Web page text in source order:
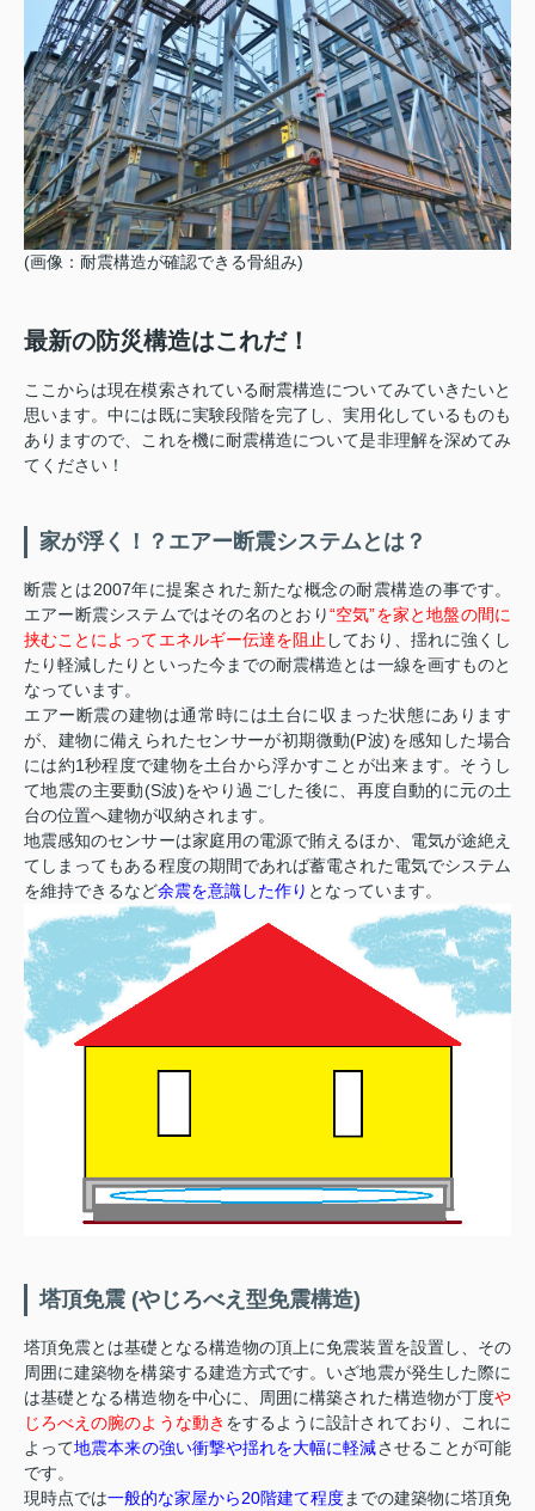
(画像：耐震構造が確認できる骨組み)
最新の防災構造はこれだ！
ここからは現在模索されている耐震構造についてみていきたいと
思います。中には既に実験段階を完了し、実用化しているものも
ありますので、これを機に耐震構造について是非理解を深めてみ
てください！
家が浮く！？エアー断震システムとは？
断震とは2007年に提案された新たな概念の耐震構造の事です。
エアー断震システムではその名のとおり“空気”を家と地盤の間に
挟むことによってエネルギー伝達を阻止 しており、揺れに強くし
たり軽減したりといった今までの耐震構造とは一線を画すものと
なっています。
エアー断震の建物は通常時には土台に収まった状態にあります
が、建物に備えられたセンサーが初期微動(P波)を感知した場合
には約1秒程度で建物を土台から浮かすことが出来ます。そうし
て地震の主要動(S波)をやり過ごした後に、再度自動的に元の土
台の位置へ建物が収納されます。
地震感知のセンサーは家庭用の電源で賄えるほか、電気が途絶え
てしまってもある程度の期間であれば蓄電された電気でシステム
を維持できるなど余震を意識した作り となっています。
塔頂免震 (やじろべえ型免震構造)
塔頂免震とは基礎となる構造物の頂上に免震装置を設置し、その
周囲に建築物を構築する建造方式です。いざ地震が発生した際に
は基礎となる構造物を中心に、周囲に構築された構造物が丁度や
じろべえの腕のような動き をするように設計されており、これに
よって地震本来の強い衝撃や揺れを大幅に軽減させることが可能
です。
現時点では一般的な家屋から20階建て程度までの建築物に塔頂免